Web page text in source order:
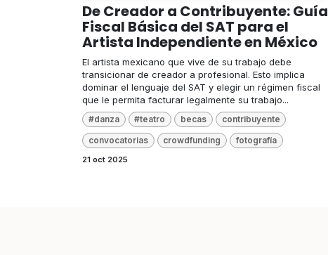
De Creador a Contribuyente: Guía
Fiscal Básica del SAT para el
Artista Independiente en México
El artista mexicano que vive de su trabajo debe
transicionar de creador a profesional. Esto implica
dominar el lenguaje del SAT y elegir un régimen fiscal
que le permita facturar legalmente su trabajo...
#danza #teatro becas contribuyente
convocatorias crowdfunding fotografía
21 oct 2025